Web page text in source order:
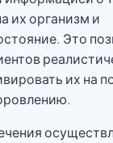
их организм и
Это
их на